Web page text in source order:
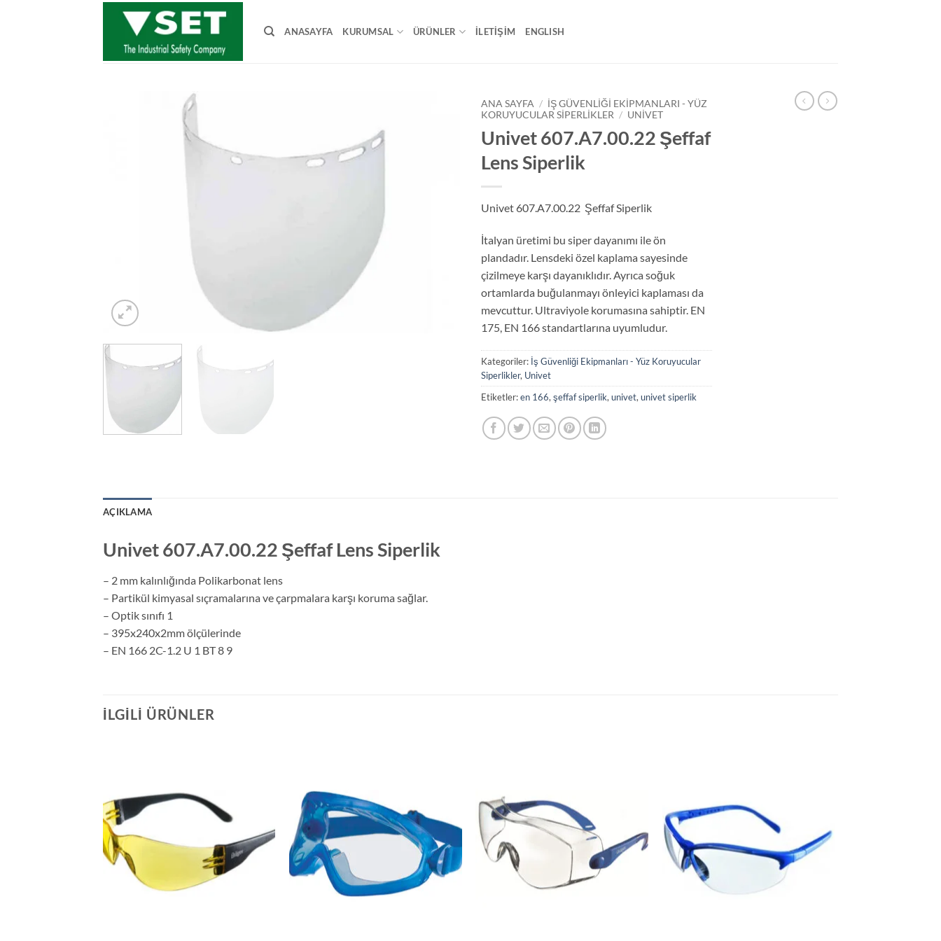
ANASAYFA KURUMSAL ÜRÜNLER İLETİŞİM ENGLISH
ANA SAYFA / İŞ GÜVENLIĞI EKIPMANLARI - YÜZ
KORUYUCULAR SIPERLIKLER / UNIVET
Univet 607.A7.00.22 Şeffaf
Lens Siperlik
Univet 607.A7.00.22 Şeffaf Siperlik
İtalyan üretimi bu siper dayanımı ile ön
plandadır. Lensdeki özel kaplama sayesinde
çizilmeye karşı dayanıklıdır. Ayrıca soğuk
ortamlarda buğulanmayı önleyici kaplaması da
mevcuttur. Ultraviyole korumasına sahiptir. EN
175, EN 166 standartlarına uyumludur.
Kategoriler: İş Güvenliği Ekipmanları - Yüz Koruyucular
Siperlikler, Univet
Etiketler:en 166,şeffaf siperlik,univet,univet siperlik
AÇIKLAMA
Univet 607.A7.00.22 Şeffaf Lens Siperlik
– 2 mm kalınlığında Polikarbonat lens
– Partikül kimyasal sıçramalarına ve çarpmalara karşı koruma sağlar.
– Optik sınıfı 1
– 395x240x2mm ölçülerinde
– EN 166 2C-1.2 U 1 BT 8 9
İLGILI ÜRÜNLER